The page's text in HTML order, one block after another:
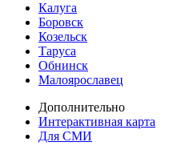
Калуга
Боровск
Козельск
Таруса
Обнинск
Малоярославец
Дополнительно
Интерактивная карта
Для СМИ